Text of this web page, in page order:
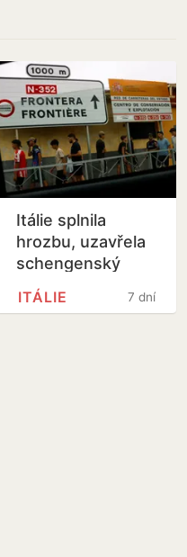
Itálie splnila
hrozbu, uzavřela
schengenský
prostor pro
Španělsko
7 dní
ITÁLIE